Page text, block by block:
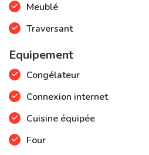
Meublé
Traversant
Equipement
Congélateur
Connexion internet
Cuisine équipée
Four